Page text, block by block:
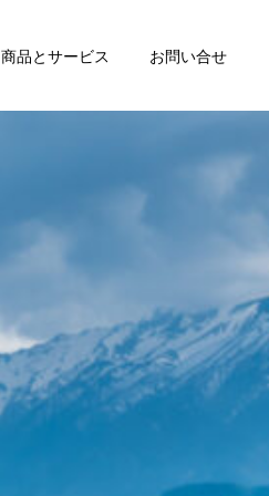
商品とサービス お問い合せ